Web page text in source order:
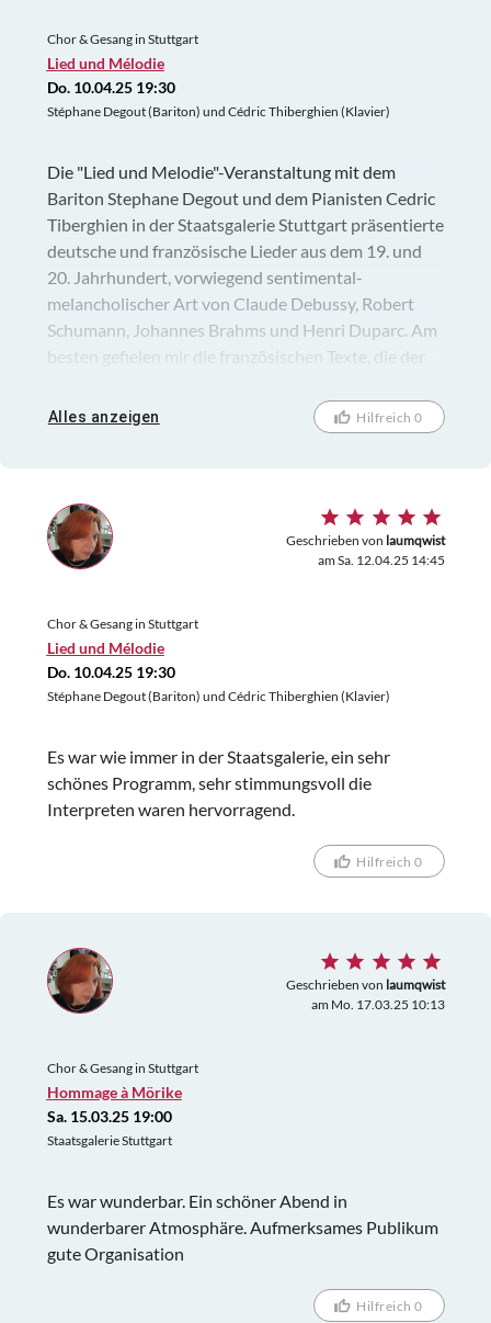
Chor & Gesang in Stuttgart
Lied und Mélodie
Do. 10.04.25 19:30
Stéphane Degout (Bariton) und Cédric Thiberghien (Klavier)
Die "Lied und Melodie"-Veranstaltung mit dem
Bariton Stephane Degout und dem Pianisten Cedric
Tiberghien in der Staatsgalerie Stuttgart präsentierte
deutsche und französische Lieder aus dem 19. und
20. Jahrhundert, vorwiegend sentimental-
melancholischer Art von Claude Debussy, Robert
Schumann, Johannes Brahms und Henri Duparc. Am
besten gefielen mir die französischen Texte, die der
Pianist, der als Kammermusiker schon internationale
Tournee-Erfahrung u.a. mit dem London Symphony
etliche Musikpreise erhalten hat, stellte sein Können
am Klavier eindrucksvoll unter Beweis. Die Hugo
Wolf-Akademie Stuttgart als Veranstalter des
Konzertpause zu einem Glas Mineralwasser, Sekt
oder Sekt-Orange ein und bot ihnen zudem
pinkfarbene Umhängetaschen aus Stoff, Bleistifte
und Notizblocks gegen ein geringes Entgelt auf
Alles anzeigen Hilfreich 0
Geschrieben von laumqwist
am Sa. 12.04.25 14:45
Chor & Gesang in Stuttgart
Lied und Mélodie
Do. 10.04.25 19:30
Stéphane Degout (Bariton) und Cédric Thiberghien (Klavier)
Es war wie immer in der Staatsgalerie, ein sehr
schönes Programm, sehr stimmungsvoll die
Interpreten waren hervorragend.
Hilfreich 0
Geschrieben von laumqwist
am Mo. 17.03.25 10:13
Chor & Gesang in Stuttgart
Hommage à Mörike
Sa. 15.03.25 19:00
Staatsgalerie Stuttgart
Es war wunderbar. Ein schöner Abend in
wunderbarer Atmosphäre. Aufmerksames Publikum
gute Organisation
Hilfreich 0